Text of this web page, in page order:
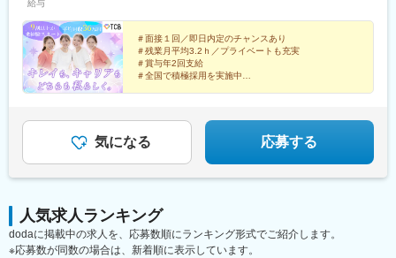
院、長野院、松本院、山梨甲府駅前院 など【近畿】梅田大阪駅
前院、大阪阪急梅田駅前院、枚方院、天王寺院、堺院、なんば
院、心斎橋院、京都駅前院、奈良院、和歌山院、四日市院 など
【中四国】広島院、福山院、松山院、高松院、高知院、徳島院、
松江院、周南徳山駅ビル院 など【九州・沖縄】小倉院、佐賀
煙対策】屋内原則禁煙
駅、さっぽろ駅、あおば通駅、福島駅(福島県)、郡山駅(福島県)、
青森駅、盛岡駅、山形駅、秋田駅、矢場町駅、近鉄名古屋駅、金
山駅(愛知県)、豊田市駅、駅前大通駅、名鉄岐阜駅、静岡駅、新浜
松駅、三島広小路駅、長野駅、松本駅、北鉄金沢駅、新潟駅、近
鉄四日市駅、電鉄富山駅、福井駅、甲府駅、東梅田駅、大阪難波
前駅、西梅田駅、心斎橋駅、京都駅、烏丸駅、三ノ宮駅、姫路
駅、近鉄奈良駅、和歌山駅、草津駅(滋賀県)、徳山駅、立町駅、福
院下駅、東池袋駅、日比谷駅、銀座駅、岩本町駅、立川駅、京王
八王子駅、高輪台駅、奥沢駅、神奈川駅、平沼橋駅、京急川崎
駅、石上駅、新越谷駅、宇都宮駅東口駅、新千葉駅、栄町駅(千葉
給与
＃面接１回／即日内定のチャンスあり
＃残業月平均3.2ｈ／プライベートも充実
＃賞与年2回支給
＃全国で積極採用を実施中
スよく実現できます！
気になる 応募する
人気求人ランキング
dodaに掲載中の求人を、応募数順にランキング形式でご紹介します。
※応募数が同数の場合は、新着順に表示しています。